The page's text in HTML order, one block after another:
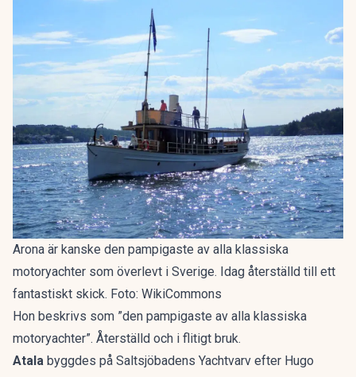
Arona är kanske den pampigaste av alla klassiska
motoryachter som överlevt i Sverige. Idag återställd till ett
fantastiskt skick. Foto: WikiCommons
Hon beskrivs som ”den pampigaste av alla klassiska
motoryachter”. Återställd och i flitigt bruk.
Atala byggdes på Saltsjöbadens Yachtvarv efter Hugo